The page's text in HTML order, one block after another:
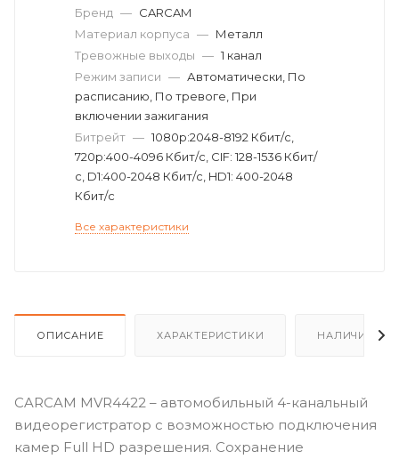
Бренд — CARCAM
Материал корпуса — Металл
Тревожные выходы — 1 канал
Режим записи — Автоматически, По
расписанию, По тревоге, При
включении зажигания
Битрейт — 1080р:2048-8192 Кбит/с,
720р:400-4096 Кбит/с, CIF: 128-1536 Кбит/
с, D1:400-2048 Кбит/с, HD1: 400-2048
Кбит/с
Все характеристики
ОПИСАНИЕ ХАРАКТЕРИСТИКИ НАЛИЧИЕ
CARCAM MVR4422 – автомобильный 4-канальный
видеорегистратор с возможностью подключения
камер Full HD разрешения. Сохранение